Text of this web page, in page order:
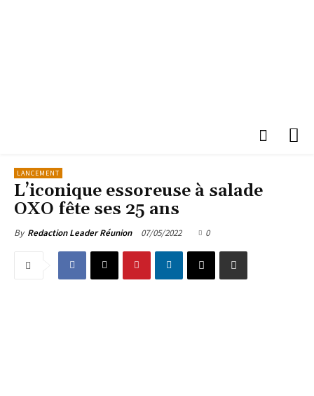
LANCEMENT
L’iconique essoreuse à salade
OXO fête ses 25 ans
By Redaction Leader Réunion 07/05/2022 0